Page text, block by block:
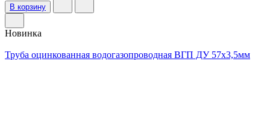
В корзину
Новинка
Труба оцинкованная водогазопроводная ВГП ДУ 57х3,5мм